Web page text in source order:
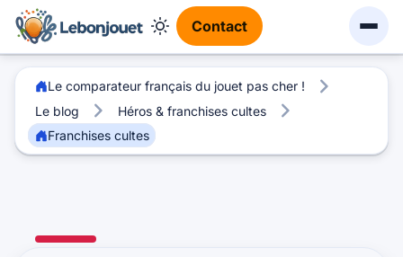
Contact
Le comparateur français du jouet pas cher !
Le blog
Héros & franchises cultes
Franchises cultes